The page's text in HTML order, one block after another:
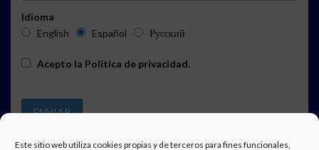
Este sitio web utiliza cookies propias y de terceros para fines funcionales,
Idioma
English
Español Русский
Acepto la Política de privacidad.